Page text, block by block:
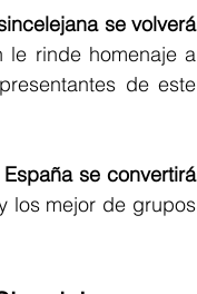
se volverá
le rinde homenaje a
de este
se convertirá
los mejor de grupos